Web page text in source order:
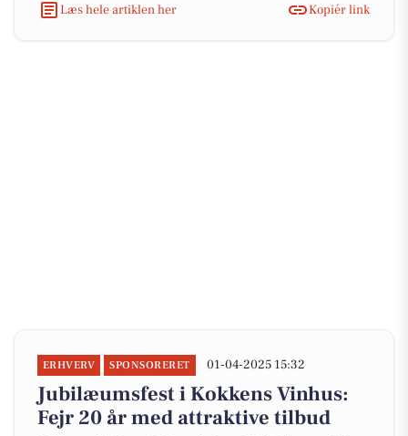
Læs hele artiklen her Kopiér link
ERHVERV SPONSORERET 01-04-2025 15:32
Jubilæumsfest i Kokkens Vinhus:
Fejr 20 år med attraktive tilbud